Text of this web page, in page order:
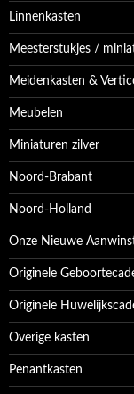
Linnenkasten
Meesterstukjes /
Meidenkasten &
Meubelen
Miniaturen zilver
Noord-Brabant
Noord-Holland
Onze Nieuwe
Originele
Originele
Overige kasten
Penantkasten